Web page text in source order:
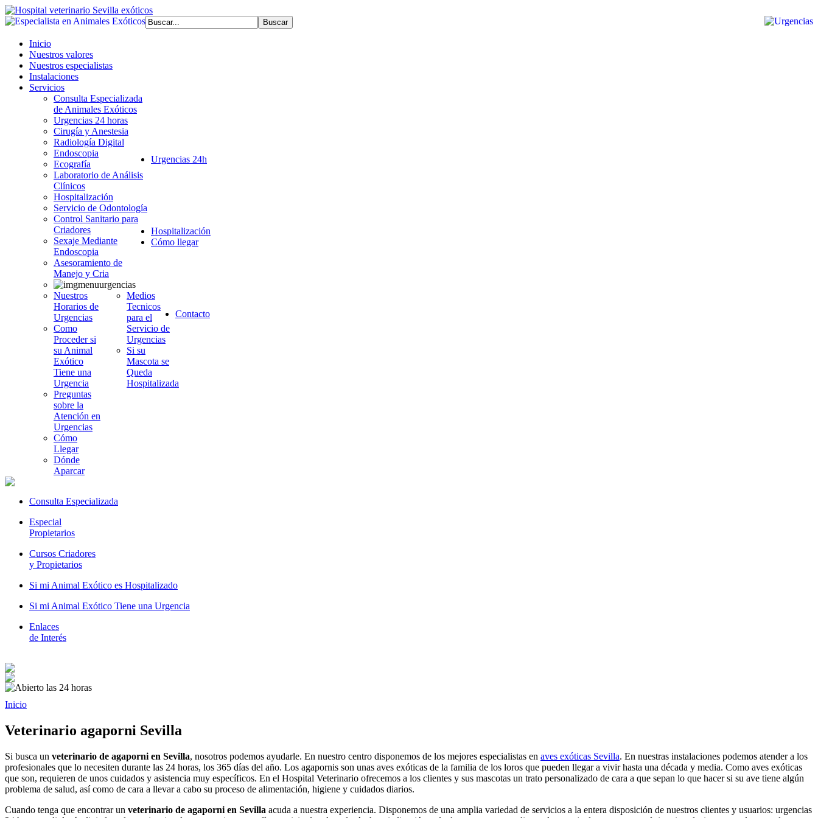
Inicio
Nuestros valores
Nuestros especialistas
Instalaciones
Servicios
Consulta Especializada
de Animales Exóticos
Urgencias 24 horas
Cirugía y Anestesia
Radiología Digital
Endoscopia
Ecografía
Laboratorio de Análisis
Clínicos
Hospitalización
Servicio de Odontología
Control Sanitario para
Criadores
Sexaje Mediante
Endoscopia
Asesoramiento de
Manejo y Cria
Urgencias 24h
Nuestros
Horarios de
Urgencias
Como
Proceder si
su Animal
Exótico
Tiene una
Urgencia
Preguntas
sobre la
Atención en
Urgencias
Medios
Tecnicos
para el
Servicio de
Urgencias
Si su
Mascota se
Queda
Hospitalizada
Hospitalización
Cómo llegar
Cómo
Llegar
Dónde
Aparcar
Contacto
Consulta Especializada
Especial
Propietarios
Cursos Criadores
y Propietarios
Si mi Animal Exótico es Hospitalizado
Si mi Animal Exótico Tiene una Urgencia
Enlaces
de Interés
Inicio
Veterinario agaporni Sevilla
Si busca un veterinario de agaporni en Sevilla, nosotros podemos ayudarle. En nuestro centro disponemos de los mejores especialistas en aves exóticas Sevilla. En nuestras instalaciones podemos atender a los
profesionales que lo necesiten durante las 24 horas, los 365 días del año. Los agapornis son unas aves exóticas de la familia de los loros que pueden llegar a vivir hasta una década y media. Como aves exóticas
que son, requieren de unos cuidados y asistencia muy específicos. En el Hospital Veterinario ofrecemos a los clientes y sus mascotas un trato personalizado de cara a que sepan lo que hacer si su ave tiene algún
problema de salud, así como de cara a llevar a cabo su proceso de alimentación, higiene y cuidados diarios.
Cuando tenga que encontrar un veterinario de agaporni en Sevilla acuda a nuestra experiencia. Disponemos de una amplia variedad de servicios a la entera disposición de nuestros clientes y usuarios: urgencias